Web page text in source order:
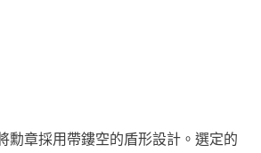
勳章採用帶鏤空的盾形設計。選定的